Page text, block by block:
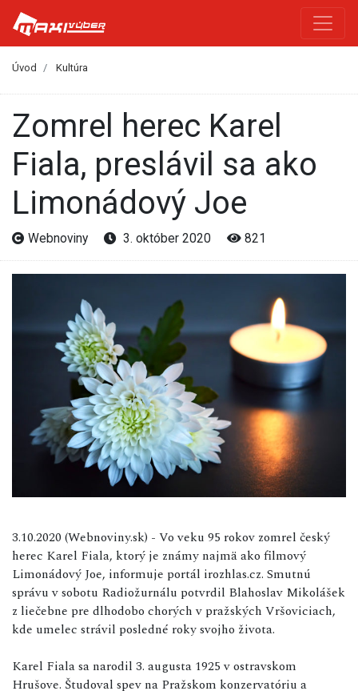
Úvod Kultúra
Zomrel herec Karel
Fiala, preslávil sa ako
Limonádový Joe
Webnoviny 3. október 2020 821
3.10.2020 (Webnoviny.sk) - Vo veku 95 rokov zomrel český
herec Karel Fiala, ktorý je známy najmä ako filmový
Limonádový Joe, informuje portál irozhlas.cz. Smutnú
správu v sobotu Radiožurnálu potvrdil Blahoslav Mikolášek
z liečebne pre dlhodobo chorých v pražských Vršoviciach,
kde umelec strávil posledné roky svojho života.
Karel Fiala sa narodil 3. augusta 1925 v ostravskom
Hrušove. Študoval spev na Pražskom konzervatóriu a